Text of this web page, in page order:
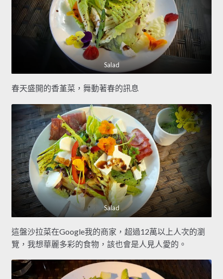
Salad
春天盛開的香堇菜，舞動著春的訊息
Salad
這盤沙拉菜在Google我的商家，超過12萬以上人次的瀏
覽，我想華麗多彩的食物，該也會是人見人愛的。